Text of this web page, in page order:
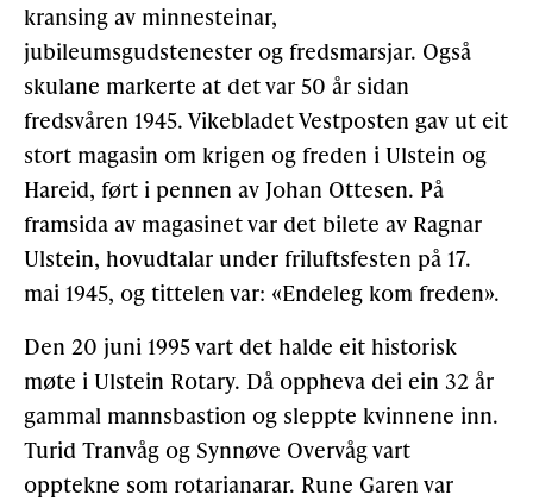
kransing av minnesteinar,
jubileumsgudstenester og fredsmarsjar. Også
skulane markerte at det var 50 år sidan
fredsvåren 1945. Vikebladet Vestposten gav ut eit
stort magasin om krigen og freden i Ulstein og
Hareid, ført i pennen av Johan Ottesen. På
framsida av magasinet var det bilete av Ragnar
Ulstein, hovudtalar under friluftsfesten på 17.
mai 1945, og tittelen var: «Endeleg kom freden».
Den 20 juni 1995 vart det halde eit historisk
møte i Ulstein Rotary. Då oppheva dei ein 32 år
gammal mannsbastion og sleppte kvinnene inn.
Turid Tranvåg og Synnøve Overvåg vart
opptekne som rotarianarar. Rune Garen var